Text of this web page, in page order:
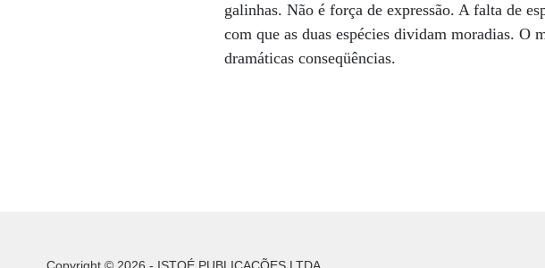
galinhas. Não é força de expressão. A falta de
com que as duas espécies dividam moradias. O
dramáticas conseqüências.